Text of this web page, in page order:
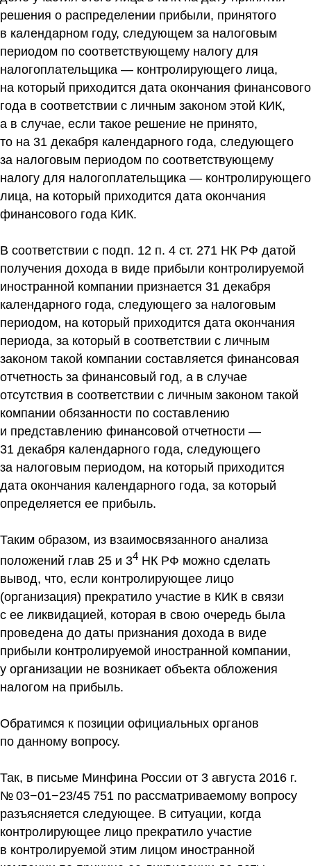
решения о распределении прибыли, принятого
в календарном году, следующем за налоговым
периодом по соответствующему налогу для
налогоплательщика — контролирующего лица,
на который приходится дата окончания финансового
года в соответствии с личным законом этой КИК,
а в случае, если такое решение не принято,
то на 31 декабря календарного года, следующего
за налоговым периодом по соответствующему
налогу для налогоплательщика — контролирующего
лица, на который приходится дата окончания
финансового года КИК.
В соответствии с подп. 12 п. 4 ст. 271 НК РФ датой
получения дохода в виде прибыли контролируемой
иностранной компании признается 31 декабря
календарного года, следующего за налоговым
периодом, на который приходится дата окончания
периода, за который в соответствии с личным
законом такой компании составляется финансовая
отчетность за финансовый год, а в случае
отсутствия в соответствии с личным законом такой
компании обязанности по составлению
и представлению финансовой отчетности —
31 декабря календарного года, следующего
за налоговым периодом, на который приходится
дата окончания календарного года, за который
определяется ее прибыль.
Таким образом, из взаимосвязанного анализа
положений глав 25 и 34 НК РФ можно сделать
вывод, что, если контролирующее лицо
(организация) прекратило участие в КИК в связи
с ее ликвидацией, которая в свою очередь была
проведена до даты признания дохода в виде
прибыли контролируемой иностранной компании,
у организации не возникает объекта обложения
налогом на прибыль.
Обратимся к позиции официальных органов
по данному вопросу.
Так, в письме Минфина России от 3 августа 2016 г.
№ 03−01−23/45 751 по рассматриваемому вопросу
разъясняется следующее. В ситуации, когда
контролирующее лицо прекратило участие
в контролируемой этим лицом иностранной